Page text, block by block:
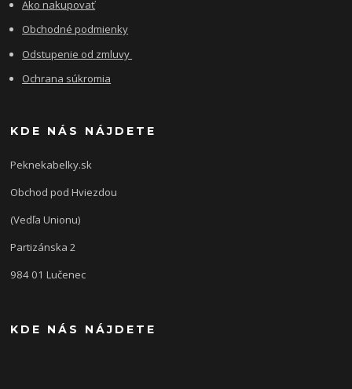
Ako nakupovať
Obchodné podmienky
Odstupenie od zmluvy
Ochrana súkromia
KDE NÁS NÁJDETE
Peknekabelky.sk
Obchod pod Hviezdou
(Vedľa Unionu)
Partizánska 2
984 01 Lučenec
KDE NÁS NÁJDETE